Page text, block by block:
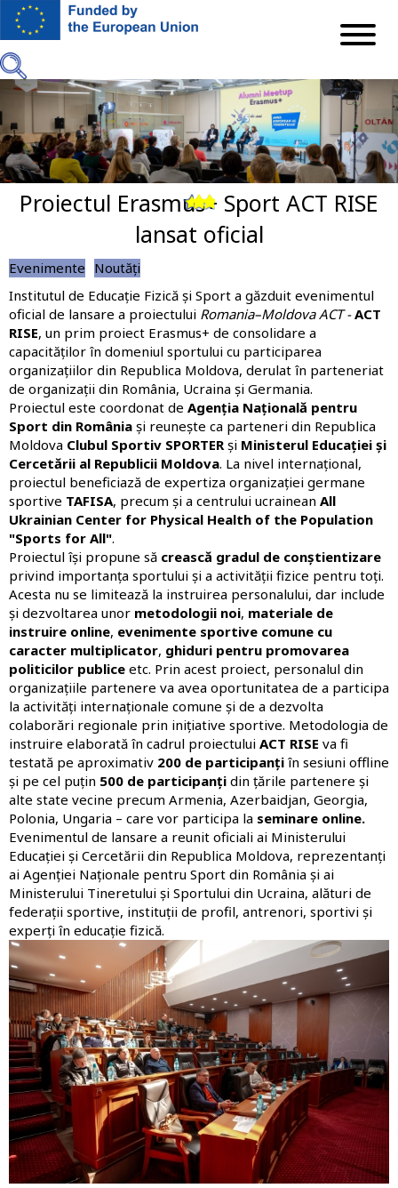
Mergi
principal
Previous
NextProiectul Erasmus+ Sport ACT RISE
lansat oficial
Evenimente Noutăți
Institutul de Educație Fizică și Sport a găzduit evenimentul
oficial de lansare a proiectului Romania–Moldova ACT -ACT
RISE, un prim proiect Erasmus+ de consolidare a
capacităților în domeniul sportului cu participarea
organizațiilor din Republica Moldova, derulat în parteneriat
de organizații din România, Ucraina și Germania.
Proiectul este coordonat de Agenția Națională pentru
Sport din România și reunește ca parteneri din Republica
Moldova Clubul Sportiv SPORTER și Ministerul Educației și
Cercetării al Republicii Moldova. La nivel internațional,
proiectul beneficiază de expertiza organizației germane
sportive TAFISA, precum și a centrului ucrainean All
Ukrainian Center for Physical Health of the Population
"Sports for All".
Proiectul își propune să crească gradul de conștientizare
privind importanța sportului și a activității fizice pentru toți.
Acesta nu se limitează la instruirea personalului, dar include
și dezvoltarea unor metodologii noi, materiale de
instruire online, evenimente sportive comune cu
caracter multiplicator, ghiduri pentru promovarea
politicilor publice etc. Prin acest proiect, personalul din
organizațiile partenere va avea oportunitatea de a participa
la activități internaționale comune și de a dezvolta
colaborări regionale prin inițiative sportive. Metodologia de
instruire elaborată în cadrul proiectului ACT RISE va fi
testată pe aproximativ 200 de participanți în sesiuni offline
și pe cel puțin 500 de participanți din țările partenere și
alte state vecine precum Armenia, Azerbaidjan, Georgia,
Polonia, Ungaria – care vor participa la seminare online.
Evenimentul de lansare a reunit oficiali ai Ministerului
Educației și Cercetării din Republica Moldova, reprezentanți
ai Agenției Naționale pentru Sport din România și ai
Ministerului Tineretului și Sportului din Ucraina, alături de
federații sportive, instituții de profil, antrenori, sportivi și
experți în educație fizică.